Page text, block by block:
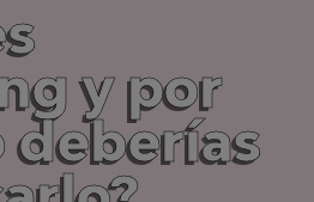
y por
deberías